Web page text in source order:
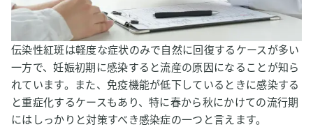
伝染性紅斑は軽度な症状のみで自然に回復するケースが多い
一方で、妊娠初期に感染すると流産の原因になることが知ら
れています。また、免疫機能が低下しているときに感染する
と重症化するケースもあり、特に春から秋にかけての流行期
にはしっかりと対策すべき感染症の一つと言えます。